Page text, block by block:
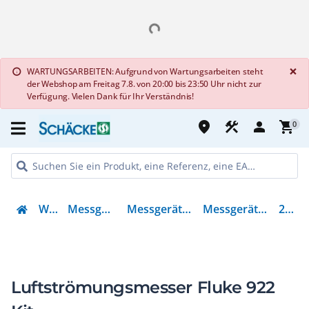
info WARTUNGSARBEITEN: Aufgrund von Wartungsarbeiten steht
der Webshop am Freitag 7.8. von 20:00 bis 23:50 Uhr nicht zur
Verfügung. Vielen Dank für Ihr Verständnis!
×
place construction person shopping_cart0
Werkzeug Messgeräte & Zubehör Messgerät für Umweltgrößen Messgerät für Umweltgrößen 2679831
Luftströmungsmesser Fluke 922